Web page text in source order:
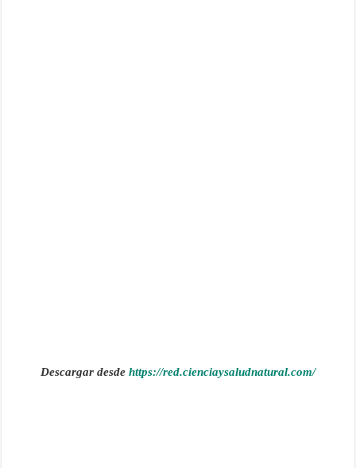
Descargar desde https://red.cienciaysaludnatural.com/